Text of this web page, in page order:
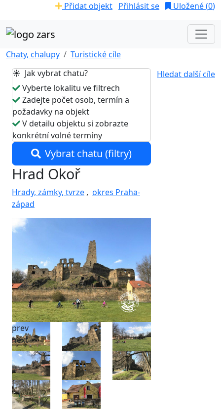
Přidat objekt Přihlásit se Uložené (0)
Chaty, chalupy
Turistické cíle
Hledat další cíle
☀️ Jak vybrat chatu?
Vyberte lokalitu ve filtrech
Zadejte počet osob, termín a
požadavky na objekt
V detailu objektu si zobrazte
konkrétní volné termíny
Vybrat chatu (filtry)
Hrad Okoř
Hrady, zámky, tvrze , okres Praha-
západ
prev
next